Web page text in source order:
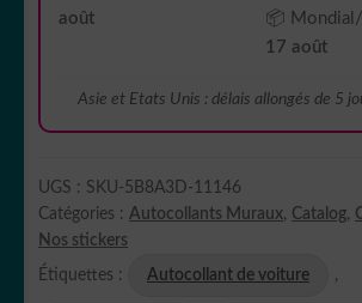
août
📦
17 août
Asie et Etats Unis : délais allongés de 5
UGS : SKU-5B8A3D-11146
Catégories : Autocollants Muraux, Catalog,
Nos stickers
Étiquettes : Autocollant de voiture ,